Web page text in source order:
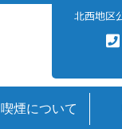
喫煙について